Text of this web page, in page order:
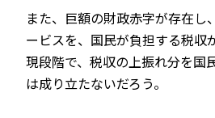
また、巨額の財政赤字が存在し
ービスを、国民が負担する税収
現段階で、税収の上振れ分を国
は成り立たないだろう。